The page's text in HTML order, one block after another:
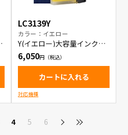
LC3139Y
カラー：イエロー
Y(イエロー)大容量インクカ
ートリッジ
6,050
カートに入れる
対応機種
4 5 6